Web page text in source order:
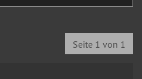
Seite 1 von 1